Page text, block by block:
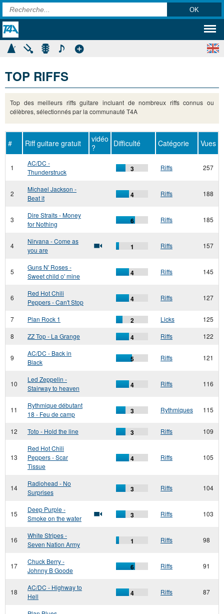
TOP RIFFS
Top des meilleurs riffs guitare incluant de nombreux riffs connus ou
célèbres, sélectionnés par la communauté T4A
# Riff guitare gratuit
vidéo
?
Difficulté Catégorie Vues
1
AC/DC -
Thunderstruck
3 Riffs 257
2
Michael Jackson -
Beat it
4 Riffs 188
3
Dire Straits - Money
for Nothing
6 Riffs 185
4
Nirvana - Come as
you are
1 Riffs 157
5
Guns N' Roses -
Sweet child o' mine
4 Riffs 145
6
Red Hot Chili
Peppers - Can't Stop
4 Riffs 127
7 Plan Rock 1 2 Licks
125
8
ZZ Top - La Grange 4 Riffs 122
9
AC/DC - Back in
Black
5 Riffs 121
10
Led Zeppelin -
Stairway to heaven
4 Riffs 116
11
Rythmique débutant
18 - Feu de camp
3 Rythmiques 115
12 Toto - Hold the line 3 Riffs 109
13
Red Hot Chili
Peppers - Scar
Tissue
4 Riffs 105
14
Radiohead - No
Surprises
3 Riffs 104
15
Deep Purple -
Smoke on the water
3 Riffs 103
16
White Stripes -
Seven Nation Army
1 Riffs 98
17
Chuck Berry -
Johnny B Goode
6 Riffs 91
18
AC/DC - Highway to
Hell
4 Riffs 87